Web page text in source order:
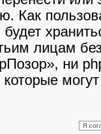
Как
лицам
ни